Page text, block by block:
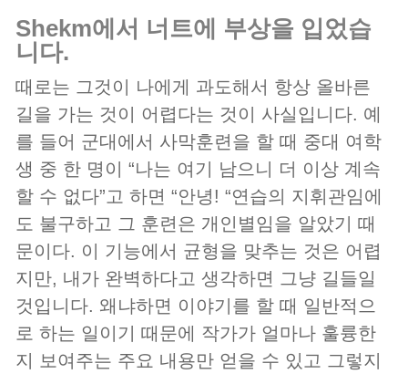
shekm에서 너트에 부상을 입었습
니다.
때로는 그것이 나에게 과도해서 항상 올바른
길을 가는 것이 어렵다는 것이 사실입니다. 예
를 들어 군대에서 사막훈련을 할 때 중대 여학
생 중 한 명이 “나는 여기 남으니 더 이상 계속
할 수 없다”고 하면 “안녕! “연습의 지휘관임에
도 불구하고 그 훈련은 개인별임을 알았기 때
문이다. 이 기능에서 균형을 맞추는 것은 어렵
지만, 내가 완벽하다고 생각하면 그냥 길들일
것입니다. 왜냐하면 이야기를 할 때 일반적으
로 하는 일이기 때문에 작가가 얼마나 훌륭한
지 보여주는 주요 내용만 얻을 수 있고 그렇지